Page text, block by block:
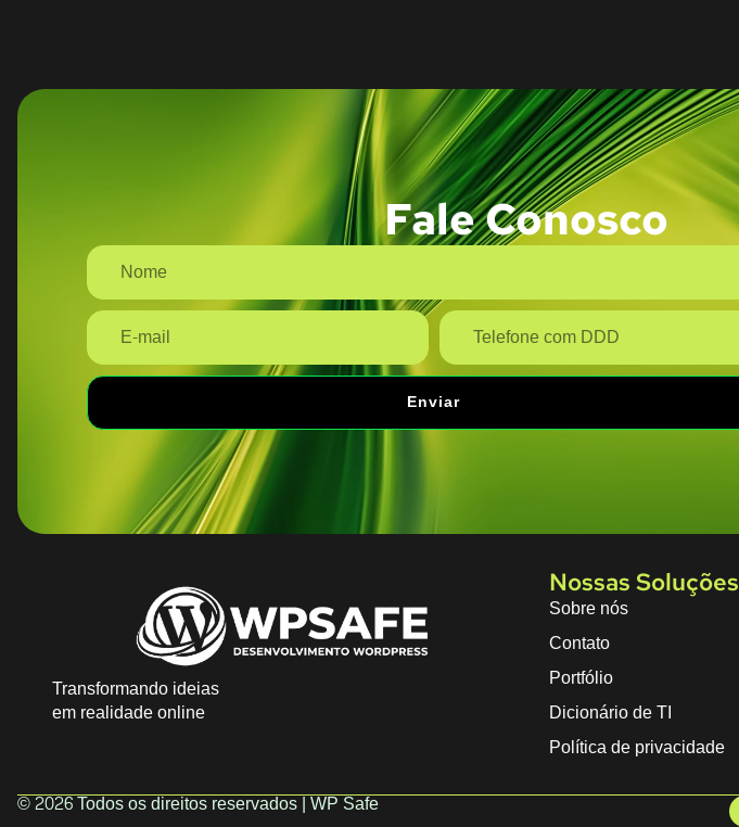
Fale Conosco
Enviar
Transformando ideias
em realidade online
Nossas Soluções
Sobre nós
Contato
Portfólio
Dicionário de TI
Política de privacidade
© 2026 Todos os direitos reservados | WP Safe